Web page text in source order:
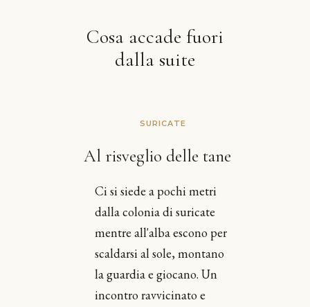
Cosa accade fuori
dalla suite
SURICATE
Al risveglio delle tane
Ci si siede a pochi metri
dalla colonia di suricate
mentre all'alba escono per
scaldarsi al sole, montano
la guardia e giocano. Un
incontro ravvicinato e